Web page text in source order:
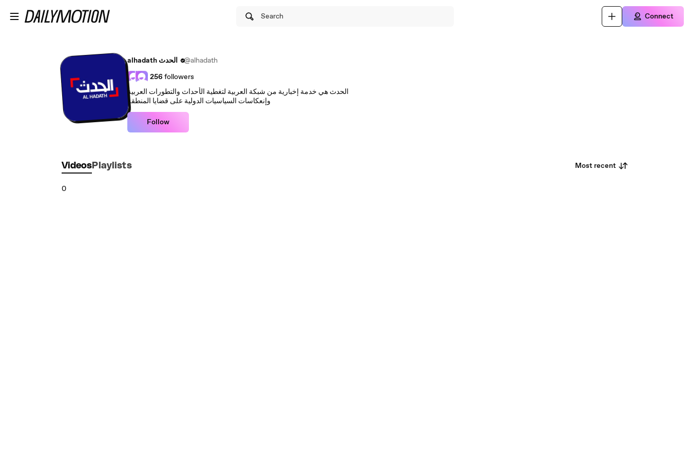
Search Connect
alhadath الحدث
@alhadath
256 followers
الحدث هي خدمة إخبارية من شبكة العربية لتغطية الأحداث والتطورات العربية
وإنعكاسات السياسيات الدولية على قضايا المنطقة
Follow
Videos Playlists Most recent
0